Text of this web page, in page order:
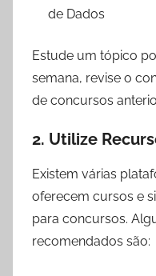
de Dados
Estude um tópico
semana, revise o
de concursos
2. Utilize
Existem várias
oferecem cursos e
para concursos.
recomendados são: